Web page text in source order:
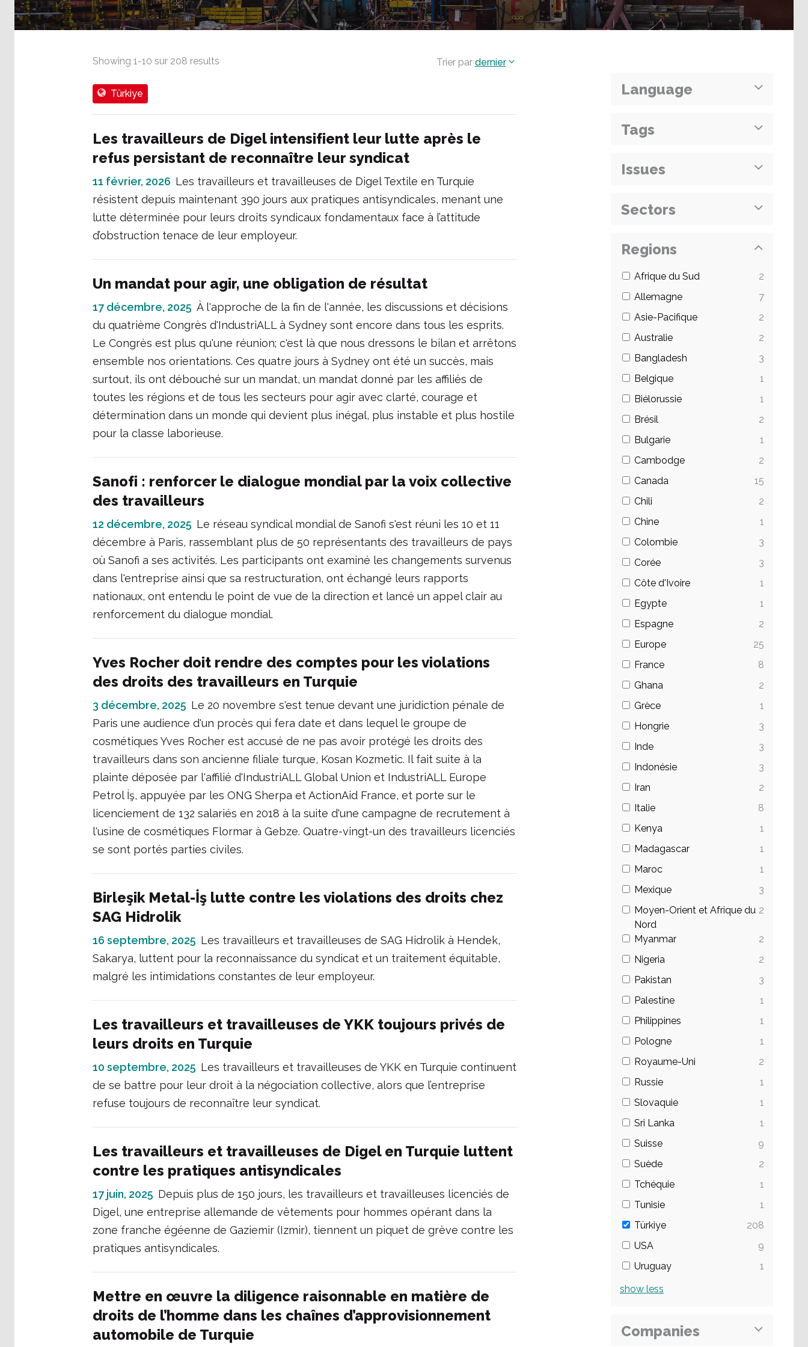
Showing 1-10 sur 208 results Trier par dernier
Türkiye
Les travailleurs de Digel intensifient leur lutte après le
refus persistant de reconnaître leur syndicat
11 février, 2026 Les travailleurs et travailleuses de Digel Textile en Turquie
résistent depuis maintenant 390 jours aux pratiques antisyndicales, menant une
lutte déterminée pour leurs droits syndicaux fondamentaux face à l’attitude
d’obstruction tenace de leur employeur.
Un mandat pour agir, une obligation de résultat
17 décembre, 2025 À l'approche de la fin de l'année, les discussions et décisions
du quatrième Congrès d'IndustriALL à Sydney sont encore dans tous les esprits.
Le Congrès est plus qu'une réunion; c'est là que nous dressons le bilan et arrêtons
ensemble nos orientations. Ces quatre jours à Sydney ont été un succès, mais
surtout, ils ont débouché sur un mandat, un mandat donné par les affiliés de
toutes les régions et de tous les secteurs pour agir avec clarté, courage et
détermination dans un monde qui devient plus inégal, plus instable et plus hostile
pour la classe laborieuse.
Sanofi : renforcer le dialogue mondial par la voix collective
des travailleurs
12 décembre, 2025 Le réseau syndical mondial de Sanofi s'est réuni les 10 et 11
décembre à Paris, rassemblant plus de 50 représentants des travailleurs de pays
où Sanofi a ses activités. Les participants ont examiné les changements survenus
dans l'entreprise ainsi que sa restructuration, ont échangé leurs rapports
nationaux, ont entendu le point de vue de la direction et lancé un appel clair au
renforcement du dialogue mondial.
Yves Rocher doit rendre des comptes pour les violations
des droits des travailleurs en Turquie
3 décembre, 2025 Le 20 novembre s'est tenue devant une juridiction pénale de
Paris une audience d'un procès qui fera date et dans lequel le groupe de
cosmétiques Yves Rocher est accusé de ne pas avoir protégé les droits des
travailleurs dans son ancienne filiale turque, Kosan Kozmetic. Il fait suite à la
plainte déposée par l'affilié d'IndustriALL Global Union et IndustriALL Europe
Petrol İş, appuyée par les ONG Sherpa et ActionAid France, et porte sur le
licenciement de 132 salariés en 2018 à la suite d'une campagne de recrutement à
l'usine de cosmétiques Flormar à Gebze. Quatre-vingt-un des travailleurs licenciés
se sont portés parties civiles.
Birleşik Metal-İş lutte contre les violations des droits chez
SAG Hidrolik
16 septembre, 2025 Les travailleurs et travailleuses de SAG Hidrolik à Hendek,
Sakarya, luttent pour la reconnaissance du syndicat et un traitement équitable,
malgré les intimidations constantes de leur employeur.
Les travailleurs et travailleuses de YKK toujours privés de
leurs droits en Turquie
10 septembre, 2025 Les travailleurs et travailleuses de YKK en Turquie continuent
de se battre pour leur droit à la négociation collective, alors que l’entreprise
refuse toujours de reconnaître leur syndicat.
Les travailleurs et travailleuses de Digel en Turquie luttent
contre les pratiques antisyndicales
17 juin, 2025 Depuis plus de 150 jours, les travailleurs et travailleuses licenciés de
Digel, une entreprise allemande de vêtements pour hommes opérant dans la
zone franche égéenne de Gaziemir (Izmir), tiennent un piquet de grève contre les
pratiques antisyndicales.
Mettre en œuvre la diligence raisonnable en matière de
droits de l’homme dans les chaînes d’approvisionnement
automobile de Turquie
Language
Tags
Issues
Sectors
Regions
Afrique du Sud
2
Allemagne
7
Asie-Pacifique
2
Australie
2
Bangladesh
3
Belgique
1
Biélorussie
1
Brésil
2
Bulgarie
1
Cambodge
2
Canada
15
Chili
2
Chine
1
Colombie
3
Corée
3
Côte d'Ivoire
1
Egypte
1
Espagne
2
Europe
25
France
8
Ghana
2
Grèce
1
Hongrie
3
Inde
3
Indonésie
3
Iran
2
Italie
8
Kenya
1
Madagascar
1
Maroc
1
Mexique
3
Moyen-Orient et Afrique du
Nord
2
Myanmar
2
Nigeria
2
Pakistan
3
Palestine
1
Philippines
1
Pologne
1
Royaume-Uni
2
Russie
1
Slovaquie
1
Sri Lanka
1
Suisse
9
Suède
2
Tchéquie
1
Tunisie
1
Türkiye
208
USA
9
Uruguay
1
show less
Companies